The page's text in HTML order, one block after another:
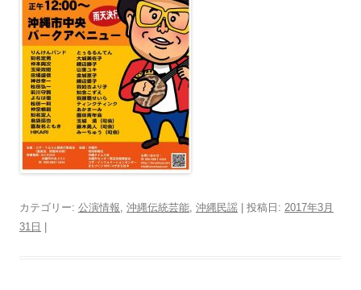
カテゴリー: 公演情報 沖縄伝統芸能 沖縄民謡 | 投稿日: 2017年3月
31日